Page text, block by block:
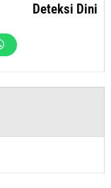
Deteksi Dini